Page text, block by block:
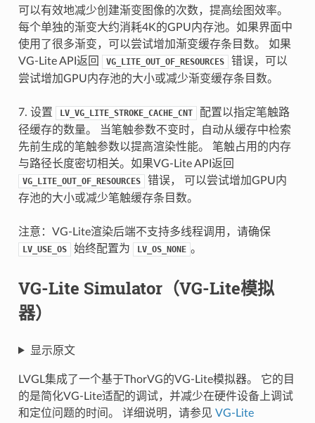
可以有效地减少创建渐变图像的次数，提高绘图效率。
每个单独的渐变大约消耗4K的GPU内存池。如果界面中
使用了很多渐变，可以尝试增加渐变缓存条目数。 如果
VG-Lite API返回
VG_LITE_OUT_OF_RESOURCES
错误，可以
尝试增加GPU内存池的大小或减少渐变缓存条目数。
7. 设置 LV_VG_LITE_STROKE_CACHE_CNT
配置以指定笔触路
径缓存的数量。 当笔触参数不变时，自动从缓存中检索
先前生成的笔触参数以提高渲染性能。 笔触占用的内存
与路径长度密切相关。如果VG-Lite API返回
VG_LITE_OUT_OF_RESOURCES
错误， 可以尝试增加GPU内
存池的大小或减少笔触缓存条目数。
注意：VG-Lite渲染后端不支持多线程调用，请确保
LV_USE_OS 始终配置为 LV_OS_NONE 。
VG-Lite Simulator（VG-Lite模拟
器）
显示原文
LVGL集成了一个基于ThorVG的VG-Lite模拟器。 它的目
的是简化VG-Lite适配的调试，并减少在硬件设备上调试
和定位问题的时间。 详细说明，请参见 VG-Lite